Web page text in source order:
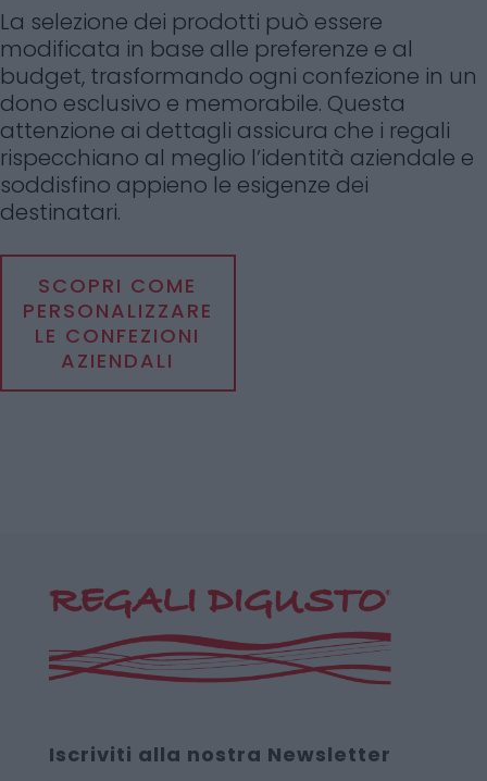
La selezione dei prodotti può essere
modificata in base alle preferenze e al
budget, trasformando ogni confezione in un
dono esclusivo e memorabile. Questa
attenzione ai dettagli assicura che i regali
rispecchiano al meglio l’identità aziendale e
soddisfino appieno le esigenze dei
destinatari.
SCOPRI COME
PERSONALIZZARE
LE CONFEZIONI
AZIENDALI
Iscriviti alla nostra Newsletter